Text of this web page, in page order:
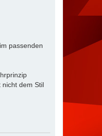
passenden
nicht dem Stil